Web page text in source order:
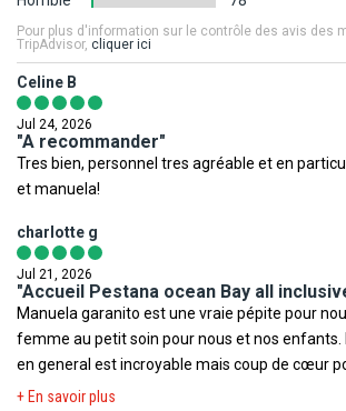
Votre séjour est assuré par le tour opérateur
FRAM
relatives à votre destination.
Ministère de la Santé,Institut de veille sanitaire
Voyage,
pour la sortie du territoire
Toutefois il est rappelé qu'aucune région du
ne peuvent être considérés comme étant à
Pour plus d'information sur le contrôle des avis des
TripAdvisor, cliquer ici
Celine B
Jul 24, 2026
"A recommander"
Tres bien, personnel tres agréable et en
et manuela!
charlotte g
Jul 21, 2026
"Accueil Pestana ocean Bay all
Manuela garanito est une vraie pépite pour nous. Un amour
femme au petit soin pour nous et nos enfants. Bien. Sur le staff
en general est incroyable mais coup de cœur
+ En savoir plus